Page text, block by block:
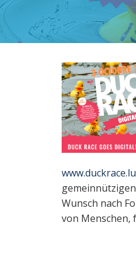
www.duckrace.lu
Wunsch nach
von Menschen,